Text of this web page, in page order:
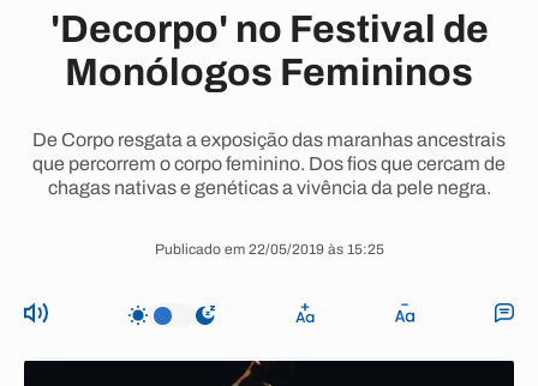
'Decorpo' no Festival de
Monólogos Femininos
De Corpo resgata a exposição das maranhas ancestrais
que percorrem o corpo feminino. Dos fios que cercam de
chagas nativas e genéticas a vivência da pele negra.
Publicado em 22/05/2019 às 15:25